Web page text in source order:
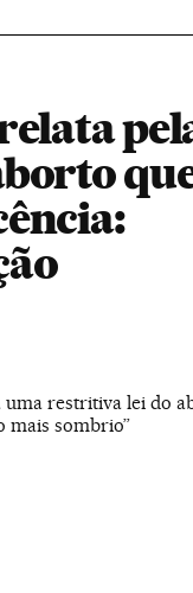
restritiva lei do
mais sombrio”